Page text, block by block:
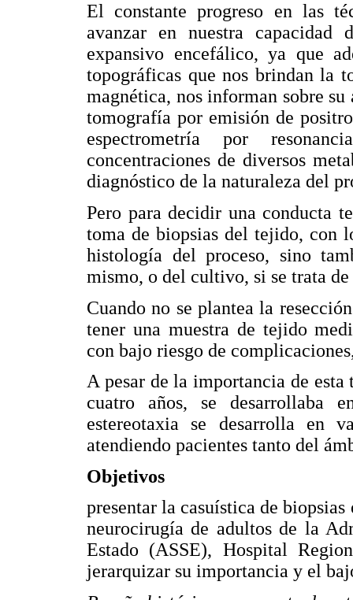
El constante progreso en las
avanzar en nuestra capacidad
expansivo encefálico, ya que
topográficas que nos brindan la
magnética, nos informan sobre
tomografía por emisión de
espectrometría por
concentraciones de diversos
diagnóstico de la naturaleza del
Pero para decidir una conducta
toma de biopsias del tejido, con
histología del proceso, sino
mismo, o del cultivo, si se trata
Cuando no se plantea la
tener una muestra de tejido
con bajo riesgo de
A pesar de la importancia de esta
cuatro años, se desarrollaba
estereotaxia se desarrolla en
atendiendo pacientes tanto del
Objetivos
presentar la casuística de
neurocirugía de adultos de la
Estado (ASSE), Hospital
jerarquizar su importancia y el